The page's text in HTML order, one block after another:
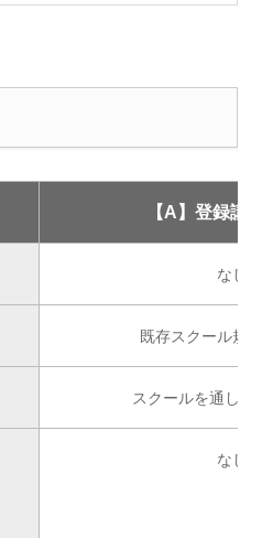
【A】登録講
なし
既存スクール規
スクールを通して
なし